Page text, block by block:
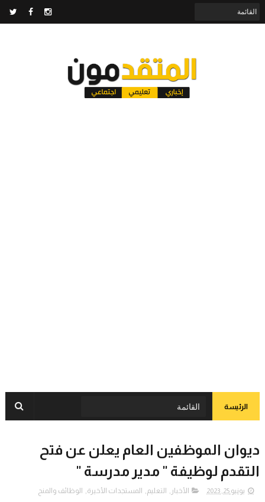
الرئيسة
ديوان الموظفين العام يعلن عن فتح
التقدم لوظيفة " مدير مدرسة "
يونيو 25, 2023 الأخبار , التعليم, المستجدات الأخيرة, الوظائف والمنح